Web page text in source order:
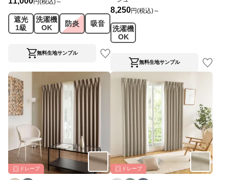
遮光
1級
洗濯機
OK
防炎 吸音
無料生地サンプル
8,250円(税込)～
洗濯機
OK
無料生地サンプル
ドレープ ドレープ